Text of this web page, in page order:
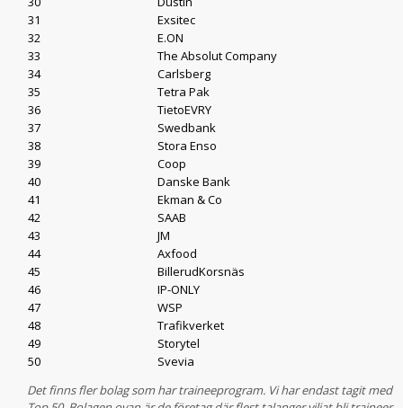
31
Exsitec
32
E.ON
33
The Absolut Company
34
Carlsberg
35
Tetra Pak
36
TietoEVRY
37
Swedbank
38
Stora Enso
39
Coop
40
Danske Bank
41
Ekman & Co
42
SAAB
43
JM
44
Axfood
45
BillerudKorsnäs
46
IP-ONLY
47
WSP
48
Trafikverket
49
Storytel
50
Svevia
Det finns fler bolag som har traineeprogram. Vi har endast tagit med